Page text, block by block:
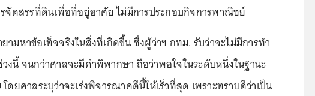
รจัดสรรที่ดินเพื่อที่อยู่อาศัย ไม่มีการประกอบกิจการพาณิชย์
ามหาข้อเท็จจริงในสิ่งที่เกิดขึ้น ซึ่งผู้ว่าฯ กทม. รับว่าจะไม่มีการทำ
งนี้ จนกว่าศาลจะมีคำพิพากษา ถือว่าพอใจในระดับหนึ่งในฐานะ
ดยศาลระบุว่าจะเร่งพิจารณาคดีนี้ให้เร็วที่สุด เพราะทราบดีว่าเป็น